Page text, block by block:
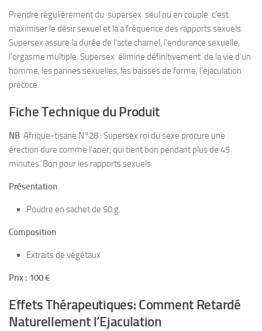
Prendre régulièrement du supersex seul ou en couple c’est
maximiser le désir sexuel et la a fréquence des rapports sexuels.
Supersex assure la durée de l’acte charnel, l’endurance sexuelle,
l’orgasme multiple. Supersex élimine définitivement de la vie d’un
homme, les pannes sexuelles, les baisses de forme, l’éjaculation
précoce.
Fiche Technique du Produit
NB Afrique-tisane N°28 : Supersex roi du sexe procure une
érection dure comme l’acier, qui tient bon pendant plus de 45
minutes. Bon pour les rapports sexuels
Présentation
Poudre en sachet de 50 g.
Composition
Extraits de végétaux
Prix : 100 €
Effets Thérapeutiques: Comment Retardé
Naturellement l’Ejaculation